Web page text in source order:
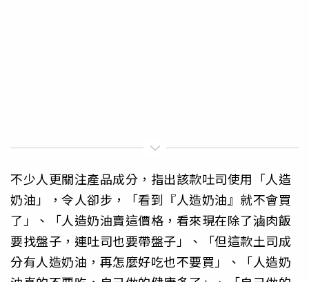
不少人更關注產品成分，指出該款吐司使用「人造
奶油」，令人卻步，「看到『人造奶油』就不會買
了」、「人造奶油賣這價格，看來現在除了滷肉飯
要找盤子，連吐司也要帶盤子」、「但這款土司成
分有人造奶油，再怎麼好吃也不要買」、「人造奶